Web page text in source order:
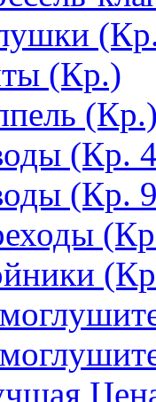
(Кр.)
(Кр.)
(Кр.
(Кр.